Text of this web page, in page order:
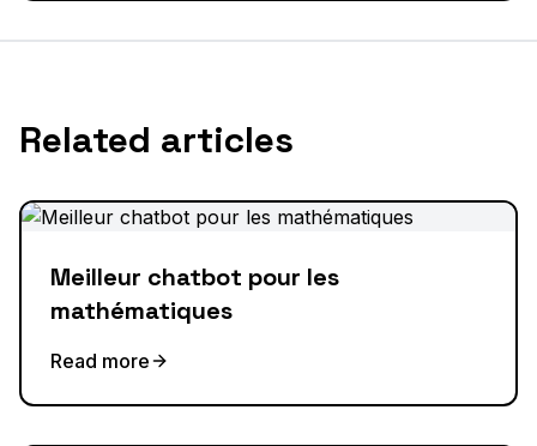
Related articles
Meilleur chatbot pour les
mathématiques
Read more